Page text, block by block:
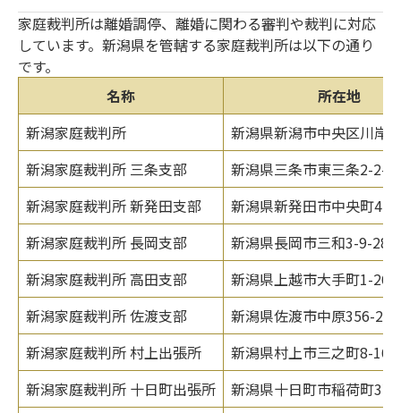
家庭裁判所は離婚調停、離婚に関わる審判や裁判に対応
しています。新潟県を管轄する家庭裁判所は以下の通り
です。
名称
所在地
新潟家庭裁判所
新潟県新潟市中央区川岸
新潟家庭裁判所 三条支部
新潟県三条市東三条2-2-2
新潟家庭裁判所 新発田支部
新潟県新発田市中央町4-
新潟家庭裁判所 長岡支部
新潟県長岡市三和3-9-28
新潟家庭裁判所 高田支部
新潟県上越市大手町1-26
新潟家庭裁判所 佐渡支部
新潟県佐渡市中原356-2
新潟家庭裁判所 村上出張所
新潟県村上市三之町8-16
新潟家庭裁判所 十日町出張所
新潟県十日町市稲荷町3